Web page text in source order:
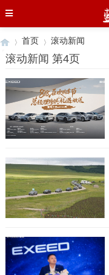
›
首页
›
滚动新闻
滚动新闻 第4页